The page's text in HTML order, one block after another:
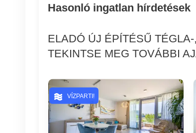
Hasonló ingatlan hírdetések
ELADÓ ÚJ ÉPÍTÉSŰ
TEKINTSE MEG TOVÁBBI
VÍZPARTI!